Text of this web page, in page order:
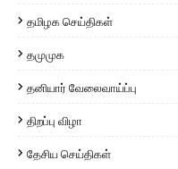
தமிழக செய்திகள்
தமுமுக
தனியார் வேலைவாய்ப்பு
திறப்பு விழா
தேசிய செய்திகள்